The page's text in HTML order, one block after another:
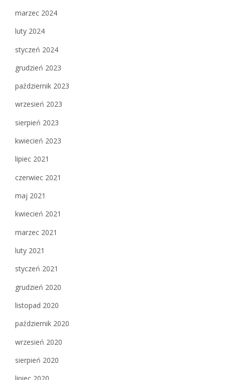
marzec 2024
luty 2024
styczeń 2024
grudzień 2023
październik 2023
wrzesień 2023
sierpień 2023
kwiecień 2023
lipiec 2021
czerwiec 2021
maj 2021
kwiecień 2021
marzec 2021
luty 2021
styczeń 2021
grudzień 2020
listopad 2020
październik 2020
wrzesień 2020
sierpień 2020